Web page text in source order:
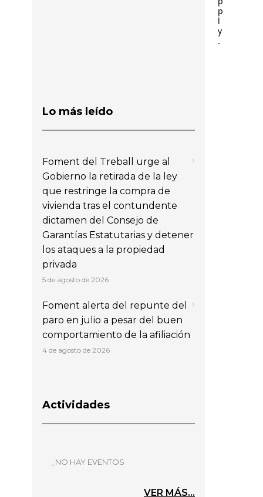
p
l
y
.
Lo más leído
Foment del Treball urge al
Gobierno la retirada de la ley
que restringe la compra de
vivienda tras el contundente
dictamen del Consejo de
Garantías Estatutarias y detener
los ataques a la propiedad
privada
5 de agosto de 2026
Foment alerta del repunte del
paro en julio a pesar del buen
comportamiento de la afiliación
4 de agosto de 2026
Actividades
_NO HAY EVENTOS
VER MÁS...